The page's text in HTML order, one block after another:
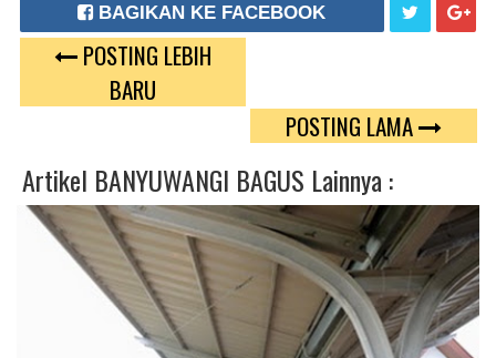
BAGIKAN KE FACEBOOK
E
T
L
E
P
L
POSTING LEBIH
BARU
POSTING LAMA
Artikel BANYUWANGI BAGUS Lainnya :